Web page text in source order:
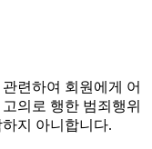
련하여 회원에게 어
의로 행한 범죄행위
지 아니합니다.